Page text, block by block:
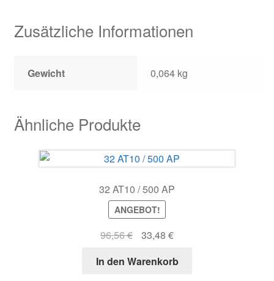
Zusätzliche Informationen
Gewicht 0,064 kg
Ähnliche Produkte
32 AT10 / 500 AP
ANGEBOT!
96,56€
Ursprünglicher
war:
33,48 €Aktueller
ist:
In den Warenkorb